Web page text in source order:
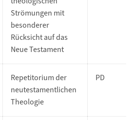
Strömungen mit
besonderer
Rücksicht auf das
Neue Testament
Repetitorium der
neutestamentlichen
Theologie
PD